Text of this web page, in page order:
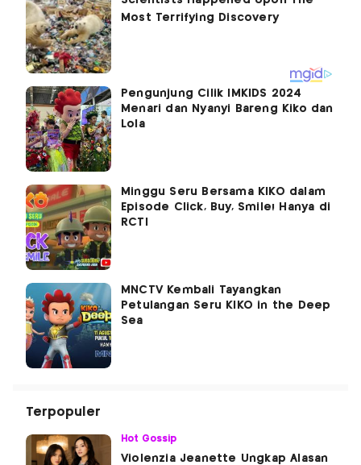
Pengunjung Cilik IMKIDS 2024
Menari dan Nyanyi Bareng Kiko dan
Lola
Minggu Seru Bersama KIKO dalam
Episode Click, Buy, Smile! Hanya di
RCTI
MNCTV Kembali Tayangkan
Petulangan Seru KIKO in the Deep
Sea
Terpopuler
Hot Gossip
Violenzia Jeanette Ungkap Alasan